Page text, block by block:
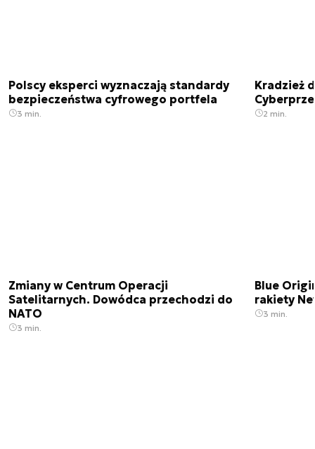
Polscy eksperci wyznaczają standardy
bezpieczeństwa cyfrowego portfela
3 min.
Kradzież
2 min.
Zmiany w Centrum Operacji
Satelitarnych. Dowódca przechodzi do
NATO
3 min.
Blue
rakiety
3 min.